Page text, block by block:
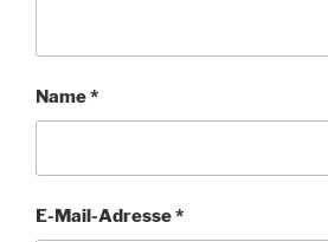
Name*
E-Mail-Adresse*